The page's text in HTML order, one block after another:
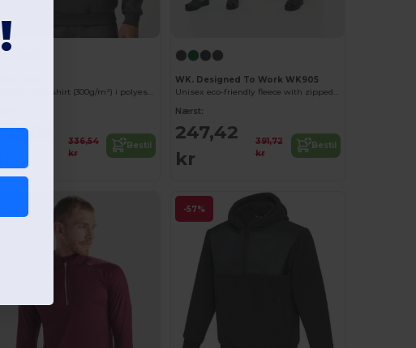
Tofarvet sweatshirt (300g/m²) i polyesterfleece (100%)
336,54
kr
Bestil
WK. Designed To Work WK905
Unisex eco-friendly fleece with zipped neck
Nærst:
247,42
kr
391,72
kr
Bestil
-57%